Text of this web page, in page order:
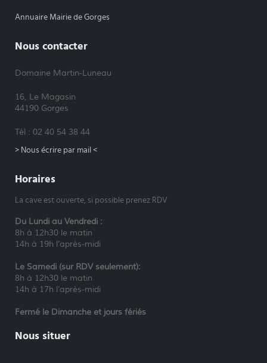
Annuaire Mairie de Gorges
Nous contacter
Domaine Martin-Luneau
16, Le Magasin
44190 Gorges
Tél : 02 40 54 38 44
> Nous écrire par mail <
Horaires
La cave est ouverte, si possible prenez RDV
Du Lundi au Vendredi :
8h à 12h30 le matin
14h à 19h l’après-midi
Le Samedi (sur RDV seulement):
8h à 12h30 le matin
14h à 17h l’après-midi
Fermé le Dimanche et jours fériés
Nous situer